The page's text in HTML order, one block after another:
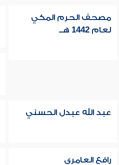
مصحف الحرم المكي
لعام 1442 هــ
عبد الله عبدل الحسني
رافع العامري